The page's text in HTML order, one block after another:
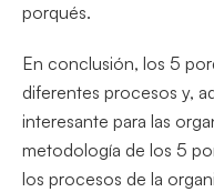
porqués.
En conclusión, los 5
diferentes procesos y,
interesante para las
metodología de los 5
los procesos de la